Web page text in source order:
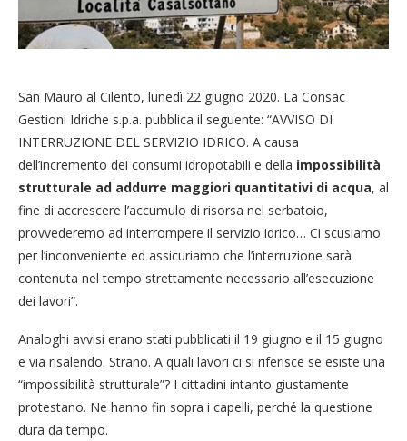
San Mauro al Cilento, lunedì 22 giugno 2020. La Consac
Gestioni Idriche s.p.a. pubblica il seguente: “AVVISO DI
INTERRUZIONE DEL SERVIZIO IDRICO. A causa
dell’incremento dei consumi idropotabili e della impossibilità
strutturale ad addurre maggiori quantitativi di acqua, al
fine di accrescere l’accumulo di risorsa nel serbatoio,
provvederemo ad interrompere il servizio idrico… Ci scusiamo
per l’inconveniente ed assicuriamo che l’interruzione sarà
contenuta nel tempo strettamente necessario all’esecuzione
dei lavori”.
Analoghi avvisi erano stati pubblicati il 19 giugno e il 15 giugno
e via risalendo. Strano. A quali lavori ci si riferisce se esiste una
“impossibilità strutturale”? I cittadini intanto giustamente
protestano. Ne hanno fin sopra i capelli, perché la questione
dura da tempo.